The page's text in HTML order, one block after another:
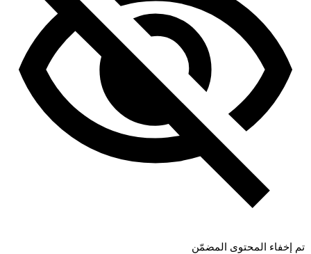
تم إخفاء المحتوى المضمّن